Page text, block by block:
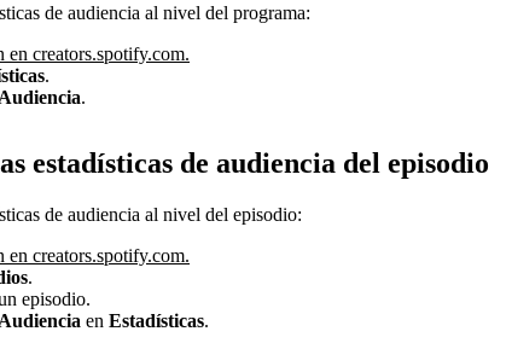
de audiencia al nivel del programa:
en creators.spotify.com.
.
Audiencia.
estadísticas de audiencia del episodio
de audiencia al nivel del episodio:
en creators.spotify.com.
.
episodio.
Audiencia en Estadísticas.